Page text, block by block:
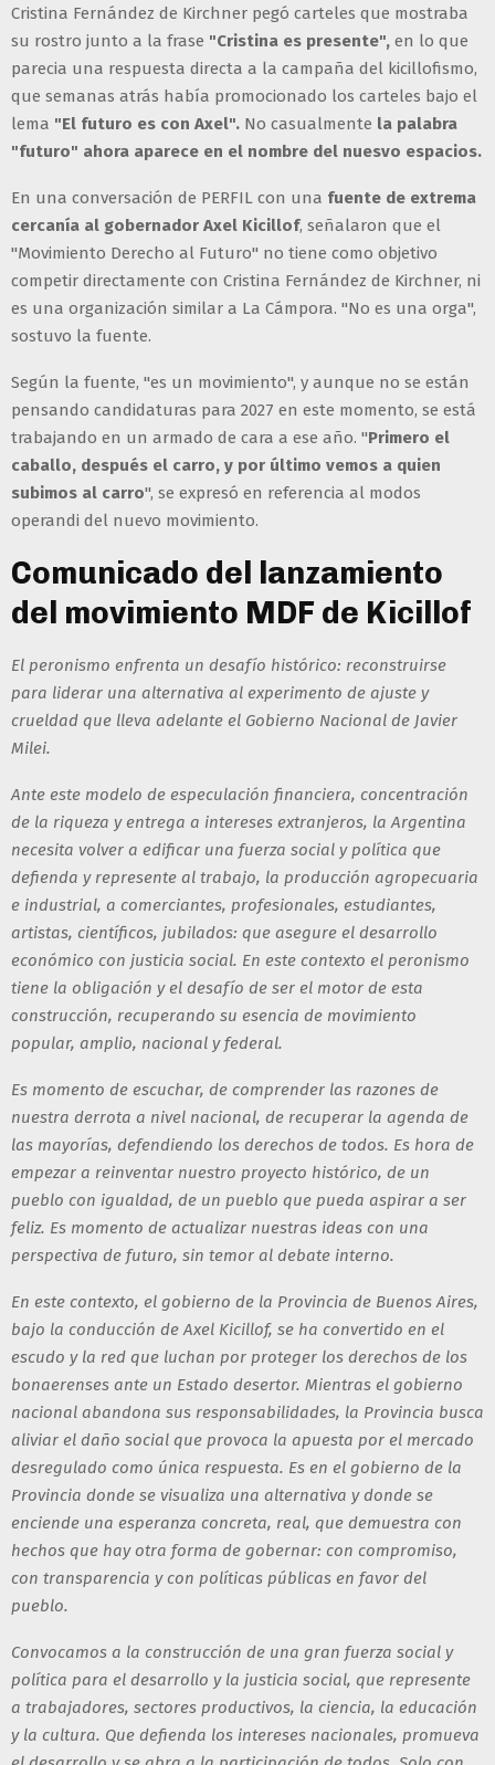
Cristina Fernández de Kirchner pegó carteles que mostraba
su rostro junto a la frase "Cristina es presente", en lo que
parecia una respuesta directa a la campaña del kicillofismo,
que semanas atrás había promocionado los carteles bajo el
lema "El futuro es con Axel". No casualmente la palabra
"futuro" ahora aparece en el nombre del nuesvo espacios.
En una conversación de PERFIL con una fuente de extrema
cercanía al gobernador Axel Kicillof, señalaron que el
"Movimiento Derecho al Futuro" no tiene como objetivo
competir directamente con Cristina Fernández de Kirchner, ni
es una organización similar a La Cámpora. "No es una orga",
sostuvo la fuente.
Según la fuente, "es un movimiento", y aunque no se están
pensando candidaturas para 2027 en este momento, se está
trabajando en un armado de cara a ese año. "Primero el
caballo, después el carro, y por último vemos a quien
subimos al carro", se expresó en referencia al modos
operandi del nuevo movimiento.
Comunicado del lanzamiento
del movimiento MDF de Kicillof
El peronismo enfrenta un desafío histórico: reconstruirse
para liderar una alternativa al experimento de ajuste y
crueldad que lleva adelante el Gobierno Nacional de Javier
Milei.
Ante este modelo de especulación financiera, concentración
de la riqueza y entrega a intereses extranjeros, la Argentina
necesita volver a edificar una fuerza social y política que
defienda y represente al trabajo, la producción agropecuaria
e industrial, a comerciantes, profesionales, estudiantes,
artistas, científicos, jubilados: que asegure el desarrollo
económico con justicia social. En este contexto el peronismo
tiene la obligación y el desafío de ser el motor de esta
construcción, recuperando su esencia de movimiento
popular, amplio, nacional y federal.
Es momento de escuchar, de comprender las razones de
nuestra derrota a nivel nacional, de recuperar la agenda de
las mayorías, defendiendo los derechos de todos. Es hora de
empezar a reinventar nuestro proyecto histórico, de un
pueblo con igualdad, de un pueblo que pueda aspirar a ser
feliz. Es momento de actualizar nuestras ideas con una
perspectiva de futuro, sin temor al debate interno.
En este contexto, el gobierno de la Provincia de Buenos Aires,
bajo la conducción de Axel Kicillof, se ha convertido en el
escudo y la red que luchan por proteger los derechos de los
bonaerenses ante un Estado desertor. Mientras el gobierno
nacional abandona sus responsabilidades, la Provincia busca
aliviar el daño social que provoca la apuesta por el mercado
desregulado como única respuesta. Es en el gobierno de la
Provincia donde se visualiza una alternativa y donde se
enciende una esperanza concreta, real, que demuestra con
hechos que hay otra forma de gobernar: con compromiso,
con transparencia y con políticas públicas en favor del
pueblo.
Convocamos a la construcción de una gran fuerza social y
política para el desarrollo y la justicia social, que represente
a trabajadores, sectores productivos, la ciencia, la educación
y la cultura. Que defienda los intereses nacionales, promueva